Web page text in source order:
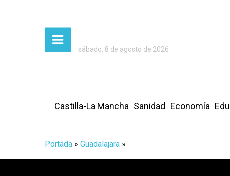
sábado, 8 de agosto de 2026
Castilla-La Mancha Sanidad Economía
Portada » Guadalajara »